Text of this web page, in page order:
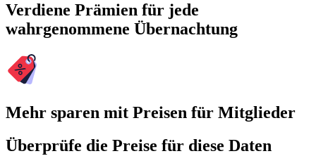
Verdiene Prämien für jede
wahrgenommene Übernachtung
Mehr sparen mit Preisen für Mitglieder
Überprüfe die Preise für diese Daten